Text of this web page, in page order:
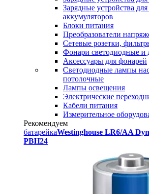
Зарядные устройства
аккумуляторов
Блоки питания
Преобразователи
Сетевые розетки,
Фонари светодиодные и
Аксессуары для фонарей
Светодиодные лампы
потолочные
Лампы освещения
Электрические
Кабели питания
Измерительное
Рекомендуем
батарейкаWestinghouse LR6/AA
PBH24